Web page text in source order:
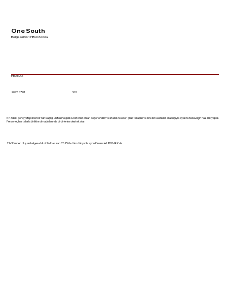
One South
Belgesel S01 HBO MAXda
HBO MAX
2025 07 01 S01
Krizdeki genç yetişkinler bir ruh sağlığı ünitesine gelir. Doktorlar onları değerlendirir ve stabilize eder, grup terapisi ve bire bir seanslar aracılığıyla ayakta tedavi için hazırlık yapar.
Personel, hastalarla birlikte olmadıklarında birbirlerine destek olur.
2 bölümden oluşan belgesel dizi 26 Haziran 2025'de tüm dünya ile aynı dönemde HBO MAX'da.